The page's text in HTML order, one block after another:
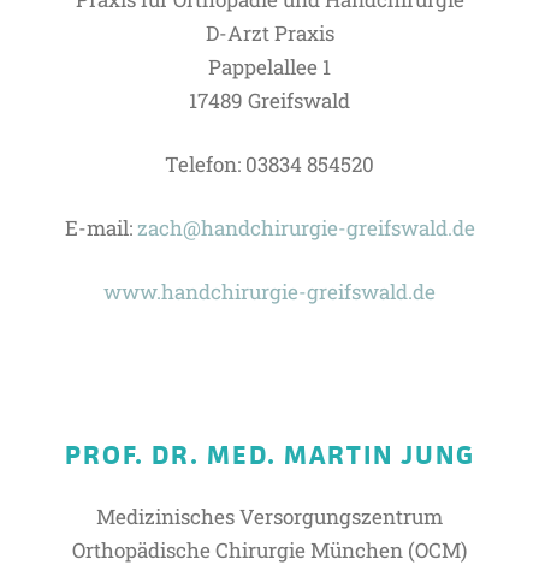
D-Arzt Praxis
Pappelallee 1
17489 Greifswald
Telefon: 03834 854520
E-mail:zach@handchirurgie-greifswald.de
www.handchirurgie-greifswald.de
PROF. DR. MED. MARTIN JUNG
Medizinisches Versorgungszentrum
Orthopädische Chirurgie München (OCM)